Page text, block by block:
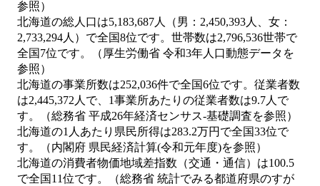
参照）
北海道の総人口は5,183,687人（男：2,450,393人、女：
2,733,294人）で全国8位です。世帯数は2,796,536世帯で
全国7位です。（厚生労働省 令和3年人口動態データを
参照）
北海道の事業所数は252,036件で全国6位です。従業者数
は2,445,372人で、1事業所あたりの従業者数は9.7人で
す。（総務省 平成26年経済センサス‐基礎調査を参照）
北海道の1人あたり県民所得は283.2万円で全国33位で
す。（内閣府 県民経済計算(令和元年度)を参照）
北海道の消費者物価地域差指数（交通・通信）は100.5
で全国11位です。（総務省 統計でみる都道府県のすが